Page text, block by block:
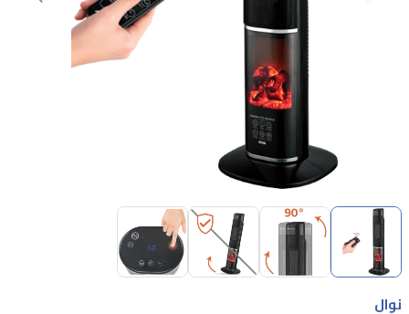
Item
1نوال